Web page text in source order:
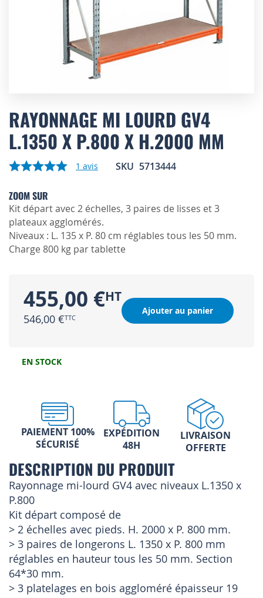
to
the
beginning
of
images
RAYONNAGE MI LOURD GV4
L.1350 X P.800 X H.2000 MM
1 avis SKU 5713444
ZOOM SUR
Kit départ avec 2 échelles, 3 paires de lisses et 3
plateaux agglomérés.
Niveaux : L. 135 x P. 80 cm réglables tous les 50 mm.
Charge 800 kg par tablette
455,00 €
546,00 €
Ajouter au panier
EN STOCK
PAIEMENT 100%
SÉCURISÉ
EXPÉDITION
48H
LIVRAISON
OFFERTE
DESCRIPTION DU PRODUIT
Rayonnage mi-lourd GV4 avec niveaux L.1350 x
P.800
Kit départ composé de
> 2 échelles avec pieds. H. 2000 x P. 800 mm.
> 3 paires de longerons L. 1350 x P. 800 mm
réglables en hauteur tous les 50 mm. Section
64*30 mm.
> 3 platelages en bois aggloméré épaisseur 19